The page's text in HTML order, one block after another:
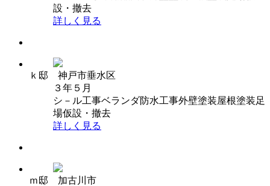
設・撤去
詳しく見る
ｋ邸 神戸市垂水区
３年５月
シ－ル工事ベランダ防水工事外壁塗装屋根塗装足
場仮設・撤去
詳しく見る
ｍ邸 加古川市